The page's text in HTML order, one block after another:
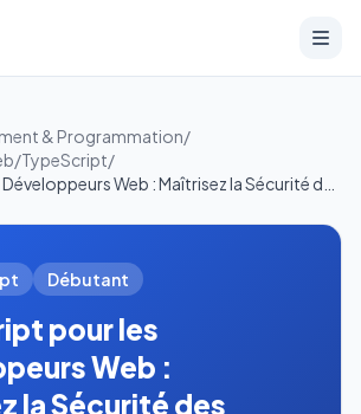
& Programmation/
/TypeScript/
Débutant
pour les
Web :
la Sécurité des